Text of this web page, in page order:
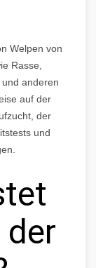
Welpen von
Rasse,
anderen
auf der
der
und
der